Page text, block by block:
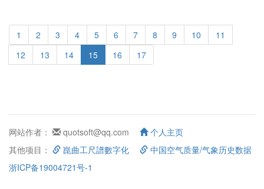
1 2 3 4 5 6 7 8 9 10
11
12
13 14 15 16 17
网站作者： quotsoft@qq.com
个人主页
其他项目：
崑曲工尺譜數字化
中国空气质量/气象历史数据
浙ICP备19004721号-1